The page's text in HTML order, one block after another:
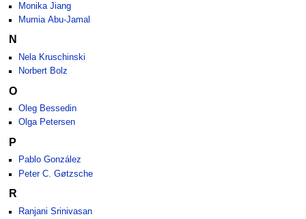
Monika Jiang
Mumia Abu-Jamal
N
Nela Kruschinski
Norbert Bolz
O
Oleg Bessedin
Olga Petersen
P
Pablo González
Peter C. Gøtzsche
R
Ranjani Srinivasan